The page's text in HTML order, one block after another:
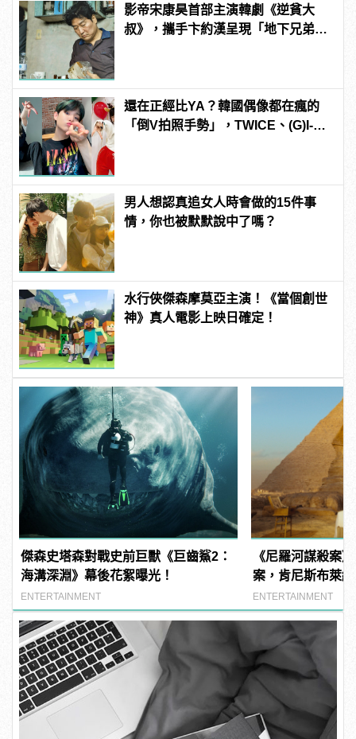
影帝宋康昊首部主演韓劇《逆貧大
叔》，攜手卞約漢呈現「地下兄弟
還在正經比YA？韓國偶像都在瘋的
「倒V拍照手勢」，TWICE、(G)I-
男人想認真追女人時會做的15件事
情，你也被默默說中了嗎？
水行俠傑森摩莫亞主演！《當個創世
神》真人電影上映日確定！
傑森史塔森對戰史前巨獸《巨齒鯊2：
海溝深淵》幕後花絮曝光！
ENTERTAINMENT
《尼羅河謀殺案
案，肯尼斯布萊
manfashion這樣
ENTERTAINMENT